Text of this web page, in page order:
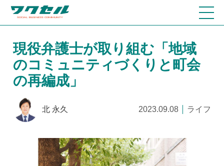
現役弁護士が取り組む「地域
のコミュニティづくりと町会
の再編成」
北 永久 2023.09.08 ライフ